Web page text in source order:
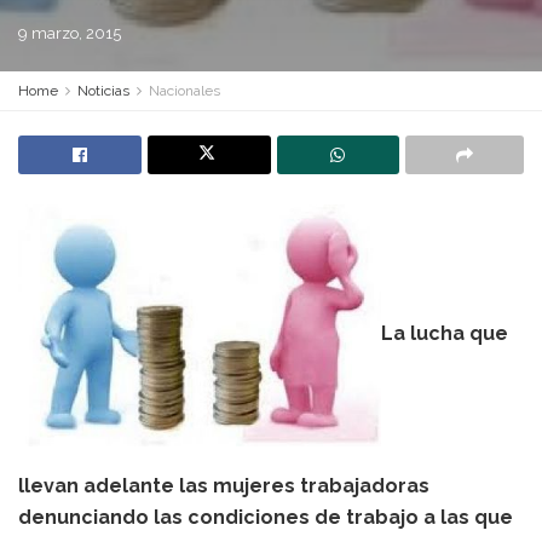
9 marzo, 2015
Home Noticias Nacionales
La lucha que
llevan adelante las mujeres trabajadoras
denunciando las condiciones de trabajo a las que